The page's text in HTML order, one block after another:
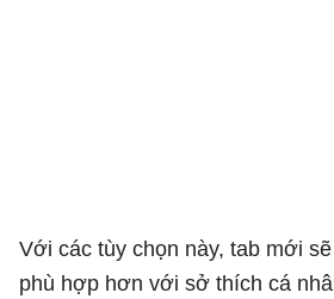
Với các tùy chọn này, tab mới
phù hợp hơn với sở thích cá